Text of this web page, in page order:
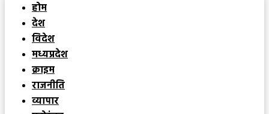
होम
देश
विदेश
मध्यप्रदेश
क्राइम
राजनीति
व्यापार